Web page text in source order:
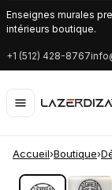
Enseignes murales
intérieurs boutique.
+1 (512) 428-8767
Accueil›Boutique›
‹